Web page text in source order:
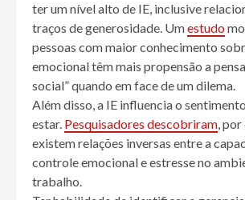
ter um nível alto de IE, inclusive
traços de generosidade. Umestudo
pessoas com maior conhecimento
emocional têm mais propensão a
social” quando em face de um dilema.
Além disso, a IE influencia o
estar. Pesquisadores descobriram,
existem relações inversas entre a
controle emocional e estresse no
trabalho.